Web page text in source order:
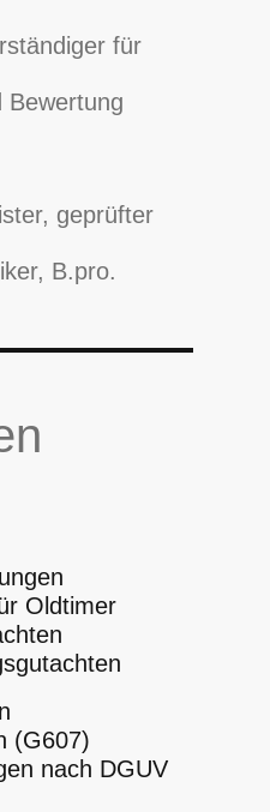
für
Bewertung
geprüfter
B.pro.
Oldtimer
(G607)
nach DGUV